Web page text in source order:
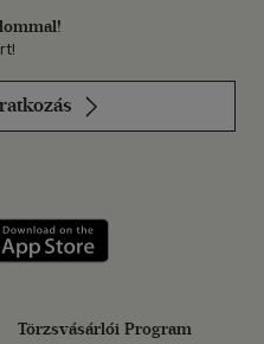
Szerezd meg: Google
Törzsvásárlói Program